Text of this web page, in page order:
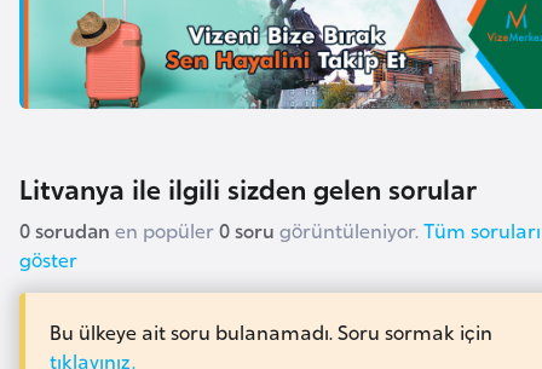
Litvanya ile ilgili sizden gelen sorular
0 sorudan en popüler0 soru görüntüleniyor.Tüm soruları
göster
Bu ülkeye ait soru bulanamadı. Soru sormak için
tıklayınız.
H
s
e
k
B
u